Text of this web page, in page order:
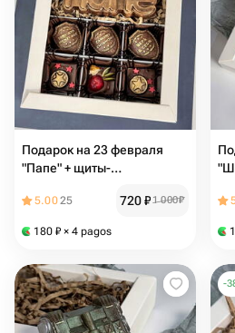
Подарок на 23 февраля
"Папе" + щиты-
шоколад, набор из
подарок
5.0025 720₽1 000₽
180 ₽ × 4 pagos
-